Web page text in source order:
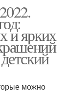
и ярких
можно